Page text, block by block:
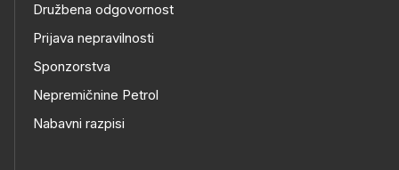
Družbena odgovornost
Prijava nepravilnosti
Sponzorstva
Nepremičnine Petrol
Nabavni razpisi